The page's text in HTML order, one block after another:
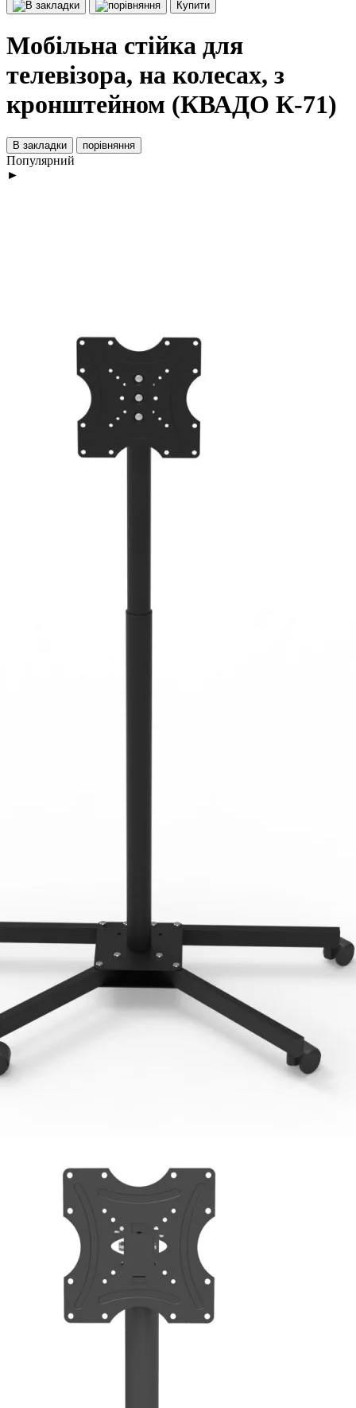
Купити
Мобільна стійка для
телевізора, на колесах, з
кронштейном (КВАДО К-71)
В закладки порівняння
Популярний
►